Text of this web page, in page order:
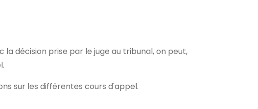
la décision prise par le juge au tribunal, on peut,
sur les différentes cours d'appel.